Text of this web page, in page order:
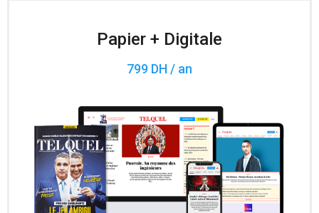
Papier + Digitale
799 DH / an